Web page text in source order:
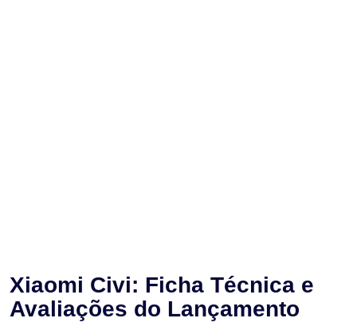
Xiaomi Civi: Ficha Técnica e
Avaliações do Lançamento